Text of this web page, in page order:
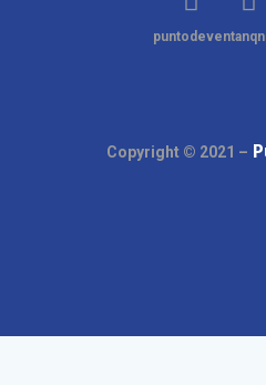
Copyright © 2021 –